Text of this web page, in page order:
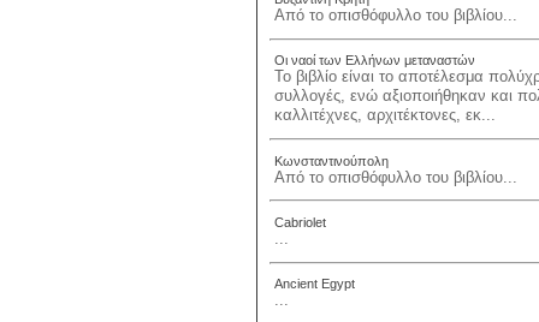
Από το οπισθόφυλλο του βιβλίου...
Οι ναοί των Ελλήνων μεταναστών
Το βιβλίο είναι το αποτέλεσμα
συλλογές, ενώ αξιοποιήθηκαν και
καλλιτέχνες, αρχιτέκτονες, εκ...
Κωνσταντινούπολη
Από το οπισθόφυλλο του βιβλίου...
Cabriolet
Ancient Egypt
...